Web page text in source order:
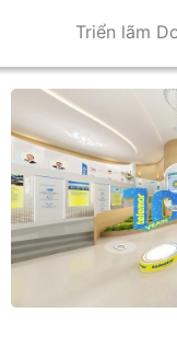
Triển lãm